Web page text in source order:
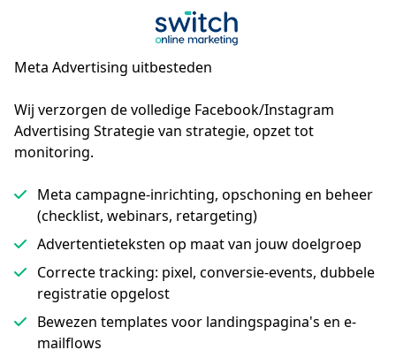
Meta Advertising uitbesteden
Wij verzorgen de volledige Facebook/Instagram
Advertising Strategie van strategie, opzet tot
monitoring.
Meta campagne-inrichting, opschoning en beheer
(checklist, webinars, retargeting)
Advertentieteksten op maat van jouw doelgroep
Correcte tracking: pixel, conversie-events, dubbele
registratie opgelost
Bewezen templates voor landingspagina's en e-
mailflows